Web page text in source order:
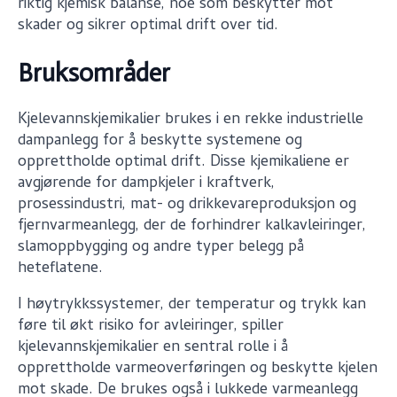
skader og sikrer optimal drift over tid.
Bruksområder
Kjelevannskjemikalier brukes i en rekke industrielle
dampanlegg for å beskytte systemene og
opprettholde optimal drift. Disse kjemikaliene er
avgjørende for dampkjeler i kraftverk,
prosessindustri, mat- og drikkevareproduksjon og
fjernvarmeanlegg, der de forhindrer kalkavleiringer,
slamoppbygging og andre typer belegg på
heteflatene.
I høytrykkssystemer, der temperatur og trykk kan
føre til økt risiko for avleiringer, spiller
kjelevannskjemikalier en sentral rolle i å
opprettholde varmeoverføringen og beskytte kjelen
mot skade. De brukes også i lukkede varmeanlegg